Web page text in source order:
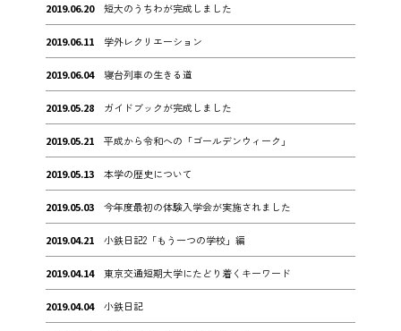
2019.06.20 短大のうちわが完成しました
2019.06.11 学外レクリエーション
2019.06.04 寝台列車の生きる道
2019.05.28 ガイドブックが完成しました
2019.05.21 平成から令和への「ゴールデンウィーク」
2019.05.13 本学の歴史について
2019.05.03 今年度最初の体験入学会が実施されました
2019.04.21 小鉄日記2「もう一つの学校」編
2019.04.14 東京交通短期大学にたどり着くキーワード
2019.04.04 小鉄日記